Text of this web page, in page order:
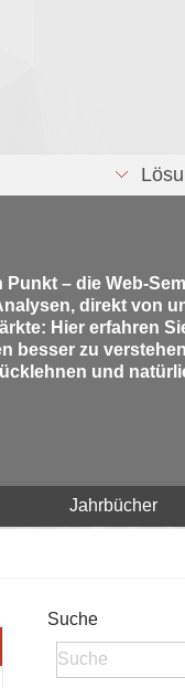
– die Web-
direkt von
Hier erfahren
besser zu
und
Jahrbücher
Suche